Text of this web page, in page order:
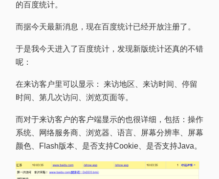
的百度统计。
而据今天最新消息，现在百度统计已经开放注册了。
于是我今天进入了百度统计，发现新版统计还真的不错
呢：
在来访客户里可以显示： 来访地区、来访时间、停留
时间、第几次访问、浏览页面等。
而对于来访客户的客户端显示的也很详细，包括：操作
系统、网络服务商、浏览器、语言、屏幕分辨率、屏幕
颜色、Flash版本、是否支持Cookie、是否支持Java。